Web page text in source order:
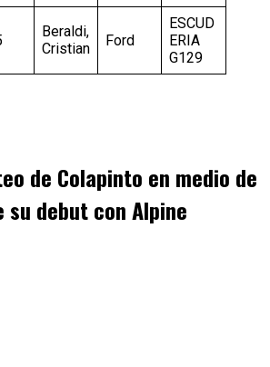
Beraldi,
Cristian
Ford
ESCUD
ERIA
G129
de Colapinto en medio de
su debut con Alpine